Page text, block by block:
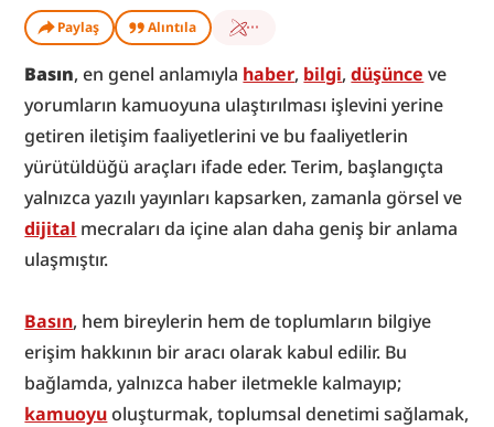
Paylaş Alıntıla
Basın, en genel anlamıyla haber, bilgi, düşünce ve
yorumların kamuoyuna ulaştırılması işlevini yerine
getiren iletişim faaliyetlerini ve bu faaliyetlerin
yürütüldüğü araçları ifade eder. Terim, başlangıçta
dijital mecraları da içine alan daha geniş bir anlama
ulaşmıştır.
Basın, hem bireylerin hem de toplumların bilgiye
erişim hakkının bir aracı olarak kabul edilir. Bu
kamuoyu oluşturmak, toplumsal denetimi sağlamak,